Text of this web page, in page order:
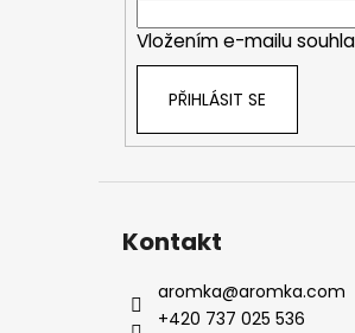
Vložením e-mailu
PŘIHLÁSIT SE
Kontakt
aromka@aromka.com
+420 737 025 536